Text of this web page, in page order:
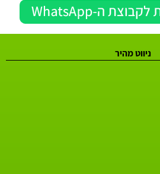
ניווט מהיר